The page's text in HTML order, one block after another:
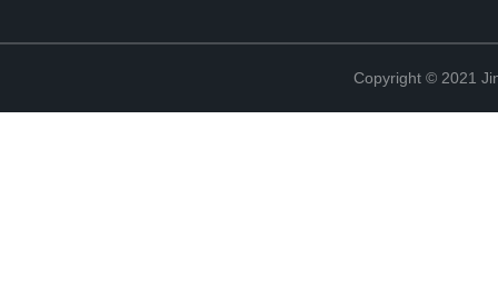
Copyright © 2021